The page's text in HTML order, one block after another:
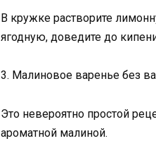
В кружке растворите
ягодную, доведите до
3. Малиновое варенье без
Это невероятно простой
ароматной малиной.